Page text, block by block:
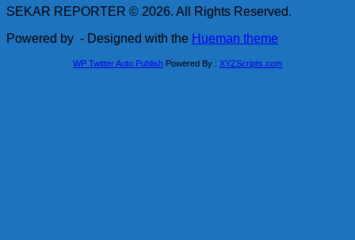
SEKAR REPORTER © 2026. All Rights Reserved.
Powered by - Designed with the Hueman theme
WP Twitter Auto Publish Powered By : XYZScripts.com